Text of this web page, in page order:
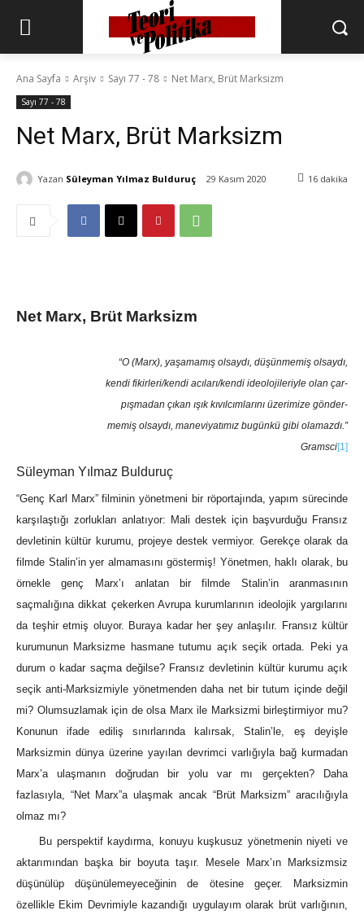
Ana Sayfa Arşiv Sayı 77 - 78 Net Marx, Brüt Marksizm
Sayı 77 - 78
Net Marx, Brüt Marksizm
Yazan Süleyman Yılmaz Bulduruç 29 Kasım 2020 16 dakika
Net Marx, Brüt Marksizm
“O (Marx), yaşamamış olsaydı, düşünmemiş olsaydı,
kendi fikirleri/kendi acıları/kendi ideolojileriyle olan çar-
pışmadan çıkan ışık kıvılcımlarını üzerimize gönder-
memiş olsaydı, maneviyatımız bugünkü gibi olamazdı.”
Gramsci[1]
Süleyman Yılmaz Bulduruç
“Genç Karl Marx” filminin yönetmeni bir röportajında, yapım sürecinde
karşılaştığı zorlukları anlatıyor: Mali destek için başvurduğu Fransız
devletinin kültür kurumu, projeye destek vermiyor. Gerekçe olarak da
filmde Stalin’in yer almamasını göstermiş! Yönetmen, haklı olarak, bu
örnekle genç Marx’ı anlatan bir filmde Stalin’in aranmasının
saçmalığına dikkat çekerken Avrupa kurumlarının ideolojik yargılarını
da teşhir etmiş oluyor. Buraya kadar her şey anlaşılır. Fransız kültür
kurumunun Marksizme hasmane tutumu açık seçik ortada. Peki ya
durum o kadar saçma değilse? Fransız devletinin kültür kurumu açık
seçik anti-Marksizmiyle yönetmenden daha net bir tutum içinde değil
mi? Olumsuzlamak için de olsa Marx ile Marksizmi birleştirmiyor mu?
Konunun ifade ediliş sınırlarında kalırsak, Stalin’le, eş deyişle
Marksizmin dünya üzerine yayılan devrimci varlığıyla bağ kurmadan
Marx’a ulaşmanın doğrudan bir yolu var mı gerçekten? Daha
fazlasıyla, “Net Marx”a ulaşmak ancak “Brüt Marksizm” aracılığıyla
olmaz mı?
Bu perspektif kaydırma, konuyu kuşkusuz yönetmenin niyeti ve
aktarımından başka bir boyuta taşır. Mesele Marx’ın Marksizmsiz
düşünülüp düşünülemeyeceğinin de ötesine geçer. Marksizmin
özellikle Ekim Devrimiyle kazandığı uygulayım olarak brüt varlığının,